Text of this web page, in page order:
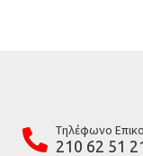
Tηλέφωνο
210 62 51